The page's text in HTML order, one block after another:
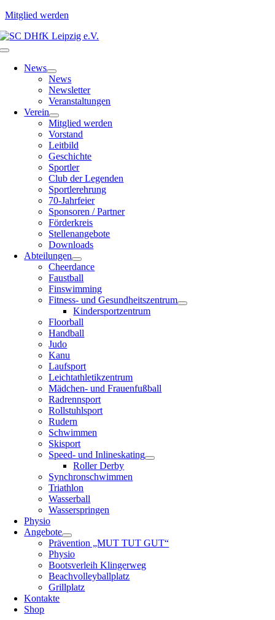
Mitglied werden
Zum
Inhalt
Toggle
NavigationNews
News
Newsletter
Veranstaltungen
Verein
Mitglied werden
Vorstand
Leitbild
Geschichte
Sportler
Club der Legenden
Sportlerehrung
70-Jahrfeier
Sponsoren / Partner
Förderkreis
Stellenangebote
Downloads
Abteilungen
Cheerdance
Faustball
Finswimming
Fitness- und Gesundheitszentrum
Kindersportzentrum
Floorball
Handball
Judo
Kanu
Laufsport
Leichtathletikzentrum
Mädchen- und Frauenfußball
Radrennsport
Rollstuhlsport
Rudern
Schwimmen
Skisport
Speed- und Inlineskating
Roller Derby
Synchronschwimmen
Triathlon
Wasserball
Wasserspringen
Physio
Angebote
Prävention „MUT TUT GUT“
Physio
Bootsverleih Klingerweg
Beachvolleyballplatz
Grillplatz
Kontakte
Shop